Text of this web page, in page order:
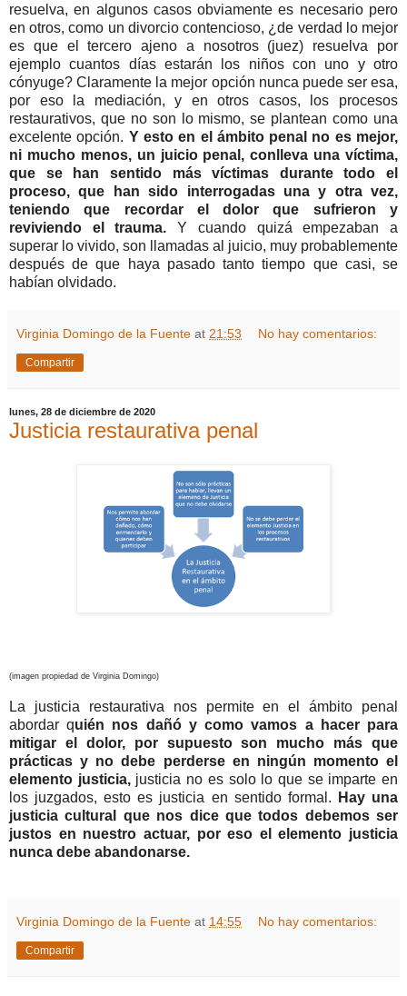
resuelva, en algunos casos obviamente es necesario pero
en otros, como un divorcio contencioso, ¿de verdad lo mejor
es que el tercero ajeno a nosotros (juez) resuelva por
ejemplo cuantos días estarán los niños con uno y otro
cónyuge? Claramente la mejor opción nunca puede ser esa,
por eso la mediación, y en otros casos, los procesos
restaurativos, que no son lo mismo, se plantean como una
excelente opción. Y esto en el ámbito penal no es mejor,
ni mucho menos, un juicio penal, conlleva una víctima,
que se han sentido más víctimas durante todo el
proceso, que han sido interrogadas una y otra vez,
teniendo que recordar el dolor que sufrieron y
reviviendo el trauma. Y cuando quizá empezaban a
superar lo vivido, son llamadas al juicio, muy probablemente
después de que haya pasado tanto tiempo que casi, se
habían olvidado.
Virginia Domingo de la Fuente at 21:53 No hay comentarios:
Compartir
lunes, 28 de diciembre de 2020
Justicia restaurativa penal
(imagen propiedad de Virginia Domingo)
La justicia restaurativa nos permite en el ámbito penal
abordar quién nos dañó y como vamos a hacer para
mitigar el dolor, por supuesto son mucho más que
prácticas y no debe perderse en ningún momento el
elemento justicia,justicia no es solo lo que se imparte en
los juzgados, esto es justicia en sentido formal.
Hay una
justicia cultural que nos dice que todos debemos ser
justos en nuestro actuar, por eso el elemento justicia
nunca debe abandonarse.
Virginia Domingo de la Fuente at 14:55 No hay comentarios:
Compartir